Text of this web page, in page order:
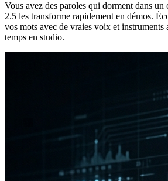
Vous avez des paroles qui dorment dans
2.5 les transforme rapidement en démos.
vos mots avec de vraies voix et instruments
temps en studio.